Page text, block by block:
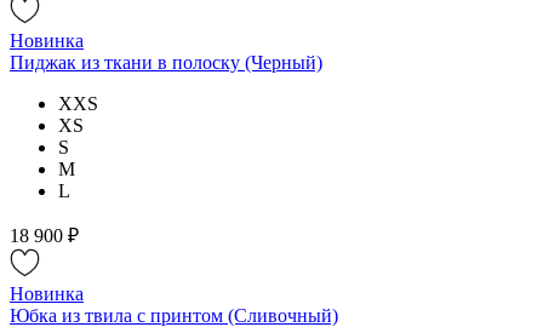
Новинка
Пиджак из ткани в полоску (Черный)
XXS
XS
S
M
L
18 900 ₽
Новинка
Юбка из твила с принтом (Сливочный)